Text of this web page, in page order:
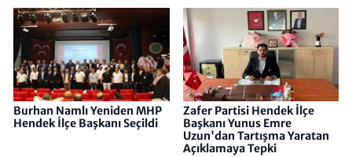
Burhan Namlı Yeniden MHP
Hendek İlçe Başkanı Seçildi
Zafer Partisi Hendek İlçe
Başkanı Yunus Emre
Uzun'dan Tartışma Yaratan
Açıklamaya Tepki